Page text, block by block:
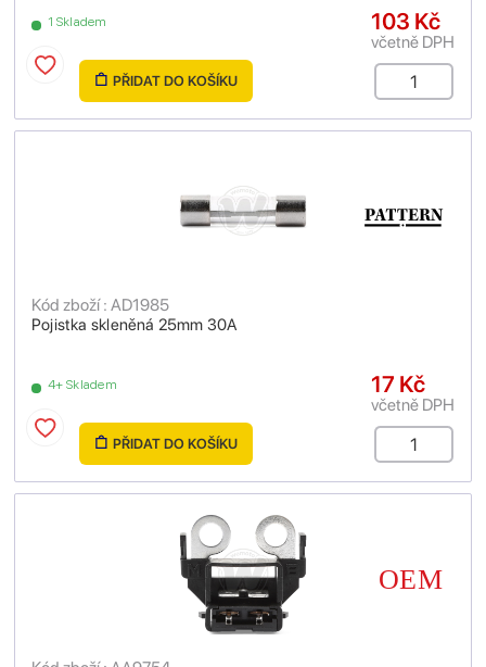
1 Skladem 103 Kč
včetně DPH
PŘIDAT DO KOŠÍKU
Pojistka skleněná 25mm 30A
Kód zboží : AD1985
4+ Skladem 17 Kč
včetně DPH
PŘIDAT DO KOŠÍKU